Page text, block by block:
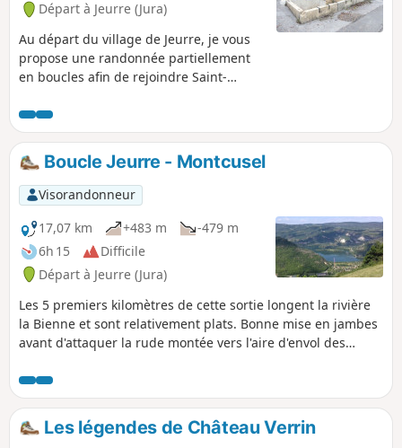
Départ à Jeurre (Jura)
Au départ du village de Jeurre, je vous
propose une randonnée partiellement
en boucles afin de rejoindre Saint-
à la Grotte de Nerbier, le parcours
s'effectue en suivant à distance le cours
de la Bienne, puis en prenant un peu de
hauteur sur le plateau sis entre Petit
Châtel et Saint-Romain-de-Roche via
quelques chemins détournés.
Boucle Jeurre - Montcusel
Visorandonneur
17,07 km
+483 m
-479 m
6h 15
Difficile
Départ à Jeurre (Jura)
Les 5 premiers kilomètres de cette sortie longent la rivière
la Bienne et sont relativement plats. Bonne mise en jambes
avant d'attaquer la rude montée vers l'aire d'envol des
Lac de Coiselet. La descente par Grand Serve est plus douce
que la montée et permet de rejoindre tranquillement la
voiture.Les légendes de Château Verrin